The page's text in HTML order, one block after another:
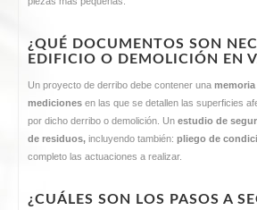
¿QUÉ DOCUMENTOS SON
EDIFICIO O DEMOLICIÓN EN
Un proyecto de derribo debe contener una
mediciones en las que se detallen las superficies
por dicho derribo o demolición. Un estudio de
de residuos, incluyendo también: pliego de
completo las actuaciones a realizar.
¿CUÁLES SON LOS PASOS A